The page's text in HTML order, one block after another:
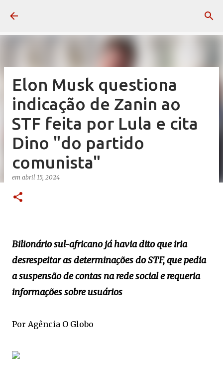
Elon Musk questiona
indicação de Zanin ao
STF feita por Lula e cita
Dino "do partido
comunista"
em abril 15, 2024
Bilionário sul-africano já havia dito que iria
desrespeitar as determinações do STF, que pedia
a suspensão de contas na rede social e requeria
informações sobre usuários
Por Agência O Globo